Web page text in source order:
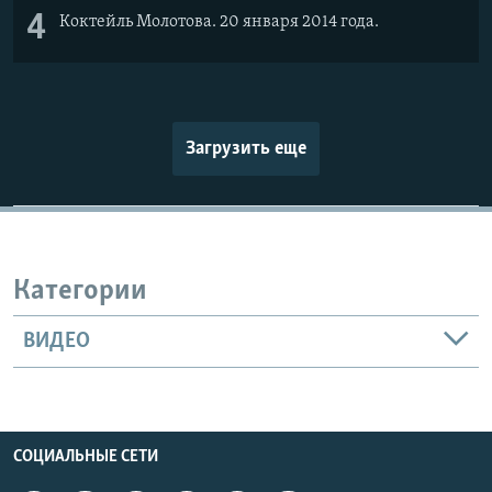
4 Коктейль Молотова. 20 января 2014 года.
Загрузить еще
Категории
ВИДЕО
СОЦИАЛЬНЫЕ СЕТИ